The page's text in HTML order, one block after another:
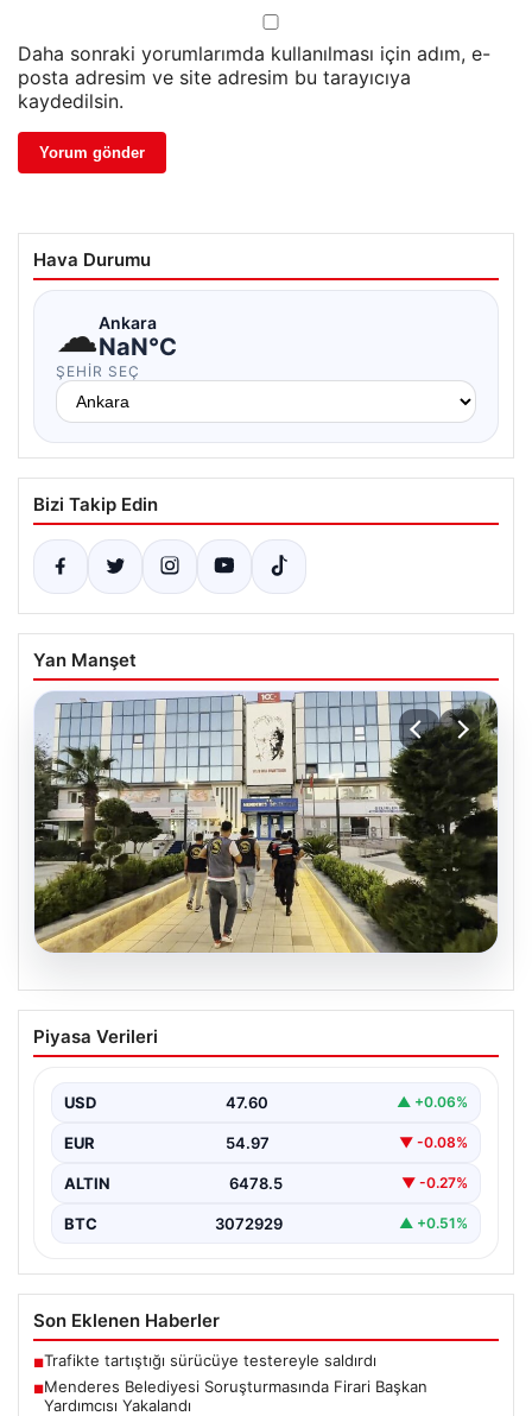
Daha sonraki yorumlarımda kullanılması için adım, e-
posta adresim ve site adresim bu tarayıcıya
kaydedilsin.
Hava Durumu
☁Ankara
NaN°C
ŞEHIR SEÇ
Bizi Takip Edin
Yan Manşet
Menderes Belediyesi Soruşturmasında
Firari Başkan Yardımcısı Yakalandı
soruşturma kapsamında, Belediye Başkan Yardımcısı
Rüzgar Sönmez,…
Piyasa Verileri
USD 47.60 ▲ +0.06%
EUR 54.97 ▼ -0.08%
ALTIN 6478.5 ▼ -0.27%
BTC 3072929 ▲ +0.51%
Son Eklenen Haberler
■Trafikte tartıştığı sürücüye testereyle saldırdı
■Menderes Belediyesi Soruşturmasında Firari Başkan
Yardımcısı Yakalandı